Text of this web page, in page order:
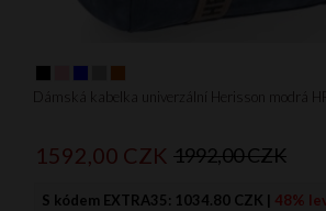
Dámská kabelka univerzální Herisson modrá
1592,00 CZK 1992,00 CZK
S kódem EXTRA35: 1034.80 CZK | 48%